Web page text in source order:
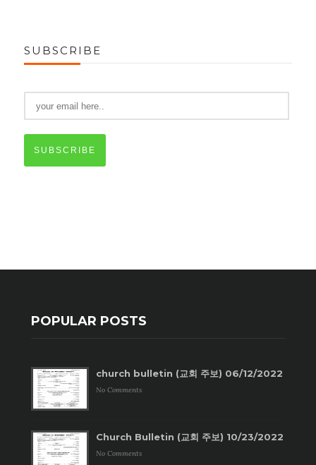
SUBSCRIBE
SUBSCRIBE
POPULAR POSTS
church bulletin (교회 주보) 06/12/2022
No Comments
Church Bulletin (교회 주보) 10/23/2022
No Comments